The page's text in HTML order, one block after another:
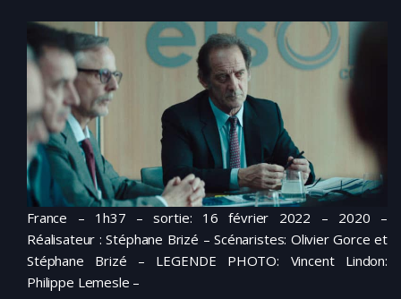
France – 1h37 – sortie: 16 février 2022 – 2020 –
Réalisateur : Stéphane Brizé – Scénaristes: Olivier Gorce et
Stéphane Brizé – LEGENDE PHOTO: Vincent Lindon:
Philippe Lemesle –